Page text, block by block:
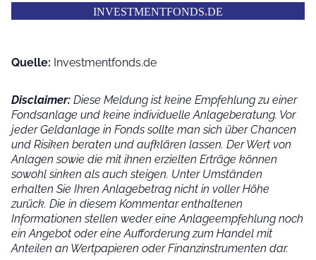
INVESTMENTFONDS.DE
Quelle: Investmentfonds.de
Disclaimer: Diese Meldung ist keine Empfehlung zu einer
Fondsanlage und keine individuelle Anlageberatung. Vor
jeder Geldanlage in Fonds sollte man sich über Chancen
und Risiken beraten und aufklären lassen. Der Wert von
Anlagen sowie die mit ihnen erzielten Erträge können
sowohl sinken als auch steigen. Unter Umständen
erhalten Sie Ihren Anlagebetrag nicht in voller Höhe
zurück. Die in diesem Kommentar enthaltenen
Informationen stellen weder eine Anlageempfehlung noch
ein Angebot oder eine Aufforderung zum Handel mit
Anteilen an Wertpapieren oder Finanzinstrumenten dar.